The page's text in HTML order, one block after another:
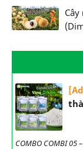
Cây
COMBO COMBI